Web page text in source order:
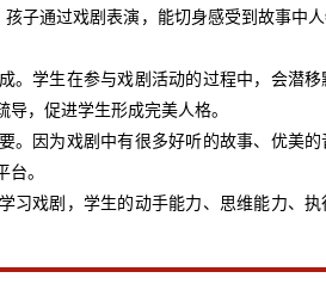
子通过戏剧表演，能切身感受到故事中人
学生在参与戏剧活动的过程中，会潜移
导，促进学生形成完美人格。
因为戏剧中有很多好听的故事、优美的
台。
戏剧，学生的动手能力、思维能力、执